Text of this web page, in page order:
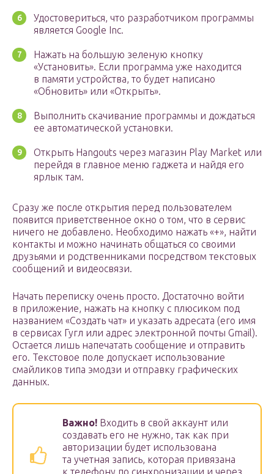
Удостовериться, что разработчиком программы
является Google Inc.
Нажать на большую зеленую кнопку
«Установить». Если программа уже находится
в памяти устройства, то будет написано
«Обновить» или «Открыть».
Выполнить скачивание программы и дождаться
ее автоматической установки.
Открыть Hangouts через магазин Play Market или
перейдя в главное меню гаджета и найдя его
ярлык там.
Сразу же после открытия перед пользователем
появится приветственное окно о том, что в сервис
ничего не добавлено. Необходимо нажать «+», найти
контакты и можно начинать общаться со своими
друзьями и родственниками посредством текстовых
сообщений и видеосвязи.
Начать переписку очень просто. Достаточно войти
в приложение, нажать на кнопку с плюсиком под
названием «Создать чат» и указать адресата (его имя
в сервисах Гугл или адрес электронной почты Gmail).
Остается лишь напечатать сообщение и отправить
его. Текстовое поле допускает использование
смайликов типа эмодзи и отправку графических
данных.
Важно! Входить в свой аккаунт или
создавать его не нужно, так как при
авторизации будет использована
та учетная запись, которая привязана
к телефону по синхронизации и через